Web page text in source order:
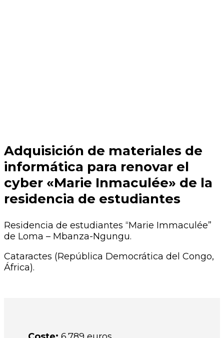
Adquisición de materiales de
informática para renovar el
cyber «Marie Inmaculée» de la
residencia de estudiantes
Residencia de estudiantes “Marie Immaculée”
de Loma – Mbanza-Ngungu.
Cataractes (República Democrática del Congo,
África).